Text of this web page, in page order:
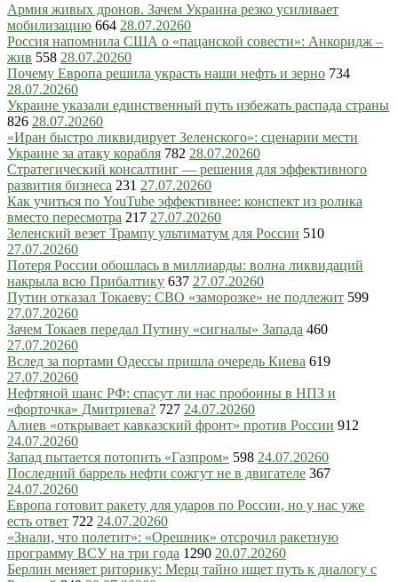
Армия живых дронов. Зачем Украина резко усиливает
мобилизацию 664 28.07.20260
Россия напомнила США о «пацанской совести»: Анкоридж –
жив 558 28.07.20260
Почему Европа решила украсть наши нефть и зерно 734
28.07.20260
Украине указали единственный путь избежать распада страны
826 28.07.20260
«Иран быстро ликвидирует Зеленского»: сценарии мести
Украине за атаку корабля 782 28.07.20260
Стратегический консалтинг — решения для эффективного
развития бизнеса 231 27.07.20260
Как учиться по YouTube эффективнее: конспект из ролика
вместо пересмотра 217 27.07.20260
Зеленский везет Трампу ультиматум для России 510
27.07.20260
Потеря России обошлась в миллиарды: волна ликвидаций
накрыла всю Прибалтику 637 27.07.20260
Путин отказал Токаеву: СВО «заморозке» не подлежит 599
27.07.20260
Зачем Токаев передал Путину «сигналы» Запада 460
27.07.20260
Вслед за портами Одессы пришла очередь Киева 619
27.07.20260
Нефтяной шанс РФ: спасут ли нас пробоины в НПЗ и
«форточка» Дмитриева? 727 24.07.20260
Алиев «открывает кавказский фронт» против России 912
24.07.20260
Запад пытается потопить «Газпром» 598 24.07.20260
Последний баррель нефти сожгут не в двигателе 367
24.07.20260
Европа готовит ракету для ударов по России, но у нас уже
есть ответ 722 24.07.20260
«Знали, что полетит»: «Орешник» отсрочил ракетную
программу ВСУ на три года 1290 20.07.20260
Берлин меняет риторику: Мерц тайно ищет путь к диалогу с